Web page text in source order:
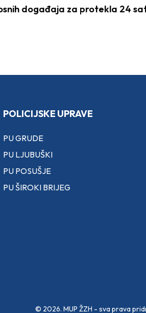
događaja za protekla 24
POLICIJSKE UPRAVE
PU GRUDE
PU LJUBUŠKI
PU POSUŠJE
PU ŠIROKI BRIJEG
© 2026. MUP ŽZH - sva prava